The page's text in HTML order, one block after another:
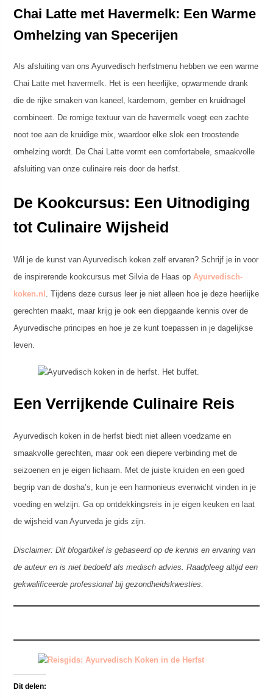
Chai Latte met Havermelk: Een Warme
Omhelzing van Specerijen
Als afsluiting van ons Ayurvedisch herfstmenu hebben we een warme
Chai Latte met havermelk. Het is een heerlijke, opwarmende drank
die de rijke smaken van kaneel, kardemom, gember en kruidnagel
combineert. De romige textuur van de havermelk voegt een zachte
noot toe aan de kruidige mix, waardoor elke slok een troostende
omhelzing wordt. De Chai Latte vormt een comfortabele, smaakvolle
afsluiting van onze culinaire reis door de herfst.
De Kookcursus: Een Uitnodiging
tot Culinaire Wijsheid
Wil je de kunst van Ayurvedisch koken zelf ervaren? Schrijf je in voor
de inspirerende kookcursus met Silvia de Haas op Ayurvedisch-
koken.nl . Tijdens deze cursus leer je niet alleen hoe je deze heerlijke
gerechten maakt, maar krijg je ook een diepgaande kennis over de
Ayurvedische principes en hoe je ze kunt toepassen in je dagelijkse
leven.
Een Verrijkende Culinaire Reis
Ayurvedisch koken in de herfst biedt niet alleen voedzame en
smaakvolle gerechten, maar ook een diepere verbinding met de
seizoenen en je eigen lichaam. Met de juiste kruiden en een goed
begrip van de dosha’s, kun je een harmonieus evenwicht vinden in je
voeding en welzijn. Ga op ontdekkingsreis in je eigen keuken en laat
de wijsheid van Ayurveda je gids zijn.
Disclaimer: Dit blogartikel is gebaseerd op de kennis en ervaring van
de auteur en is niet bedoeld als medisch advies. Raadpleeg altijd een
gekwalificeerde professional bij gezondheidskwesties.
Dit delen: